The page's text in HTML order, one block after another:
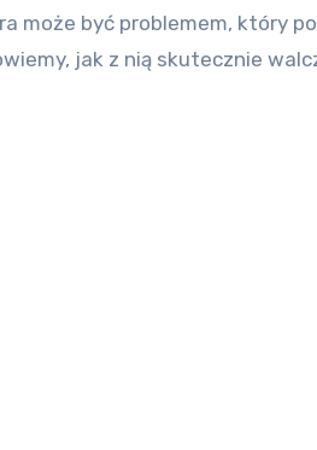
może być problemem, który
jak z nią skutecznie